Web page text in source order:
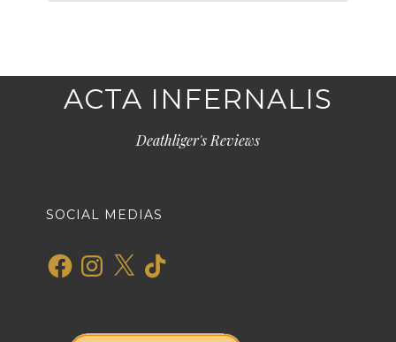
ACTA INFERNALIS
Deathliger's Reviews
SOCIAL MEDIAS
FacebookInstagram
X TikTok